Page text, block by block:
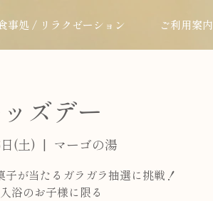
事処 / リラクゼーション ご利用案内
ズデー
(土)
  |
マーゴの湯
子が当たるガラガラ抽選に挑戦！
浴のお子様に限る